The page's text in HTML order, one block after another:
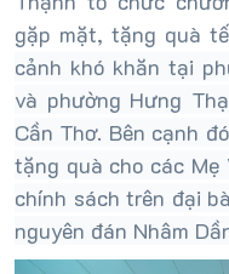
gặp mặt, tặng quà
cảnh khó khăn tại
và phường Hưng
Cần Thơ. Bên cạnh
tặng quà cho các
chính sách trên đại
nguyên đán Nhâm